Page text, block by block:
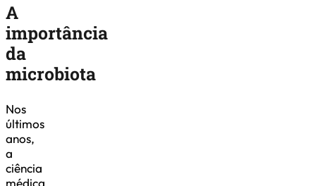
A
importância
da
microbiota
Nos
últimos
anos,
a
ciência
médica